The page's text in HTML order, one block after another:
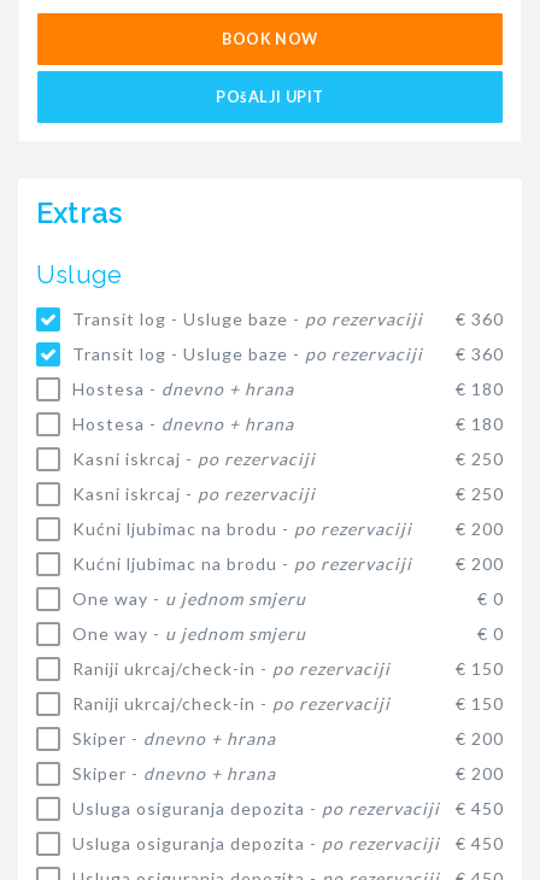
BOOK NOW
POšALJI UPIT
Extras
Usluge
Transit log - Usluge baze - po rezervaciji
€ 360
Transit log - Usluge baze - po rezervaciji
€ 360
Hostesa - dnevno + hrana
€ 180
Hostesa - dnevno + hrana
€ 180
Kasni iskrcaj - po rezervaciji
€ 250
Kasni iskrcaj - po rezervaciji
€ 250
Kućni ljubimac na brodu - po rezervaciji
€ 200
Kućni ljubimac na brodu - po rezervaciji
€ 200
One way - u jednom smjeru
€ 0
One way - u jednom smjeru
€ 0
Raniji ukrcaj/check-in - po rezervaciji
€ 150
Raniji ukrcaj/check-in - po rezervaciji
€ 150
Skiper - dnevno + hrana
€ 200
Skiper - dnevno + hrana
€ 200
Usluga osiguranja depozita - po rezervaciji
€ 450
Usluga osiguranja depozita - po rezervaciji
€ 450